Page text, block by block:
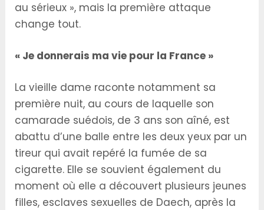
au sérieux », mais la première attaque
change tout.
« Je donnerais ma vie pour la France »
La vieille dame raconte notamment sa
première nuit, au cours de laquelle son
camarade suédois, de 3 ans son aîné, est
abattu d’une balle entre les deux yeux par un
tireur qui avait repéré la fumée de sa
cigarette. Elle se souvient également du
moment où elle a découvert plusieurs jeunes
filles, esclaves sexuelles de Daech, après la